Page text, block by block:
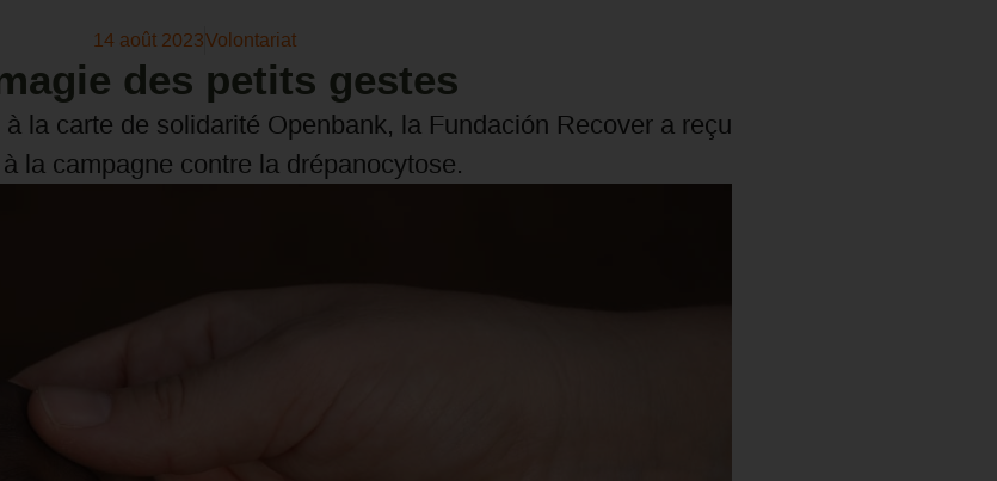
14 août 2023Volontariat
des petits gestes
la carte de solidarité Openbank, la Fundación Recover a reçu
la campagne contre la drépanocytose.